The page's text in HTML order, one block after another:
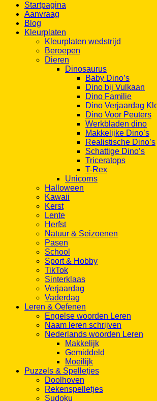
Startpagina
Aanvraag
Blog
Kleurplaten
Kleurplaten wedstrijd
Beroepen
Dieren
Dinosaurus
Baby Dino’s
Dino bij Vulkaan
Dino Familie
Dino Verjaardag
Dino Voor Peuters
Werkbladen dino
Makkelijke Dino’s
Realistische Dino’s
Schattige Dino’s
Triceratops
T-Rex
Unicorns
Halloween
Kawaii
Kerst
Lente
Herfst
Natuur & Seizoenen
Pasen
School
Sport & Hobby
TikTok
Sinterklaas
Verjaardag
Vaderdag
Leren & Oefenen
Engelse woorden Leren
Naam leren schrijven
Nederlands woorden Leren
Makkelijk
Gemiddeld
Moeilijk
Puzzels & Spelletjes
Doolhoven
Rekenspelletjes
Sudoku